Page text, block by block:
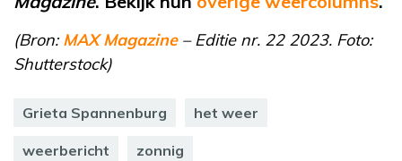
(Bron:MAX Magazine– Editie nr. 22 2023. Foto:
Shutterstock)
Grieta Spannenburg het weer
weerbericht zonnig